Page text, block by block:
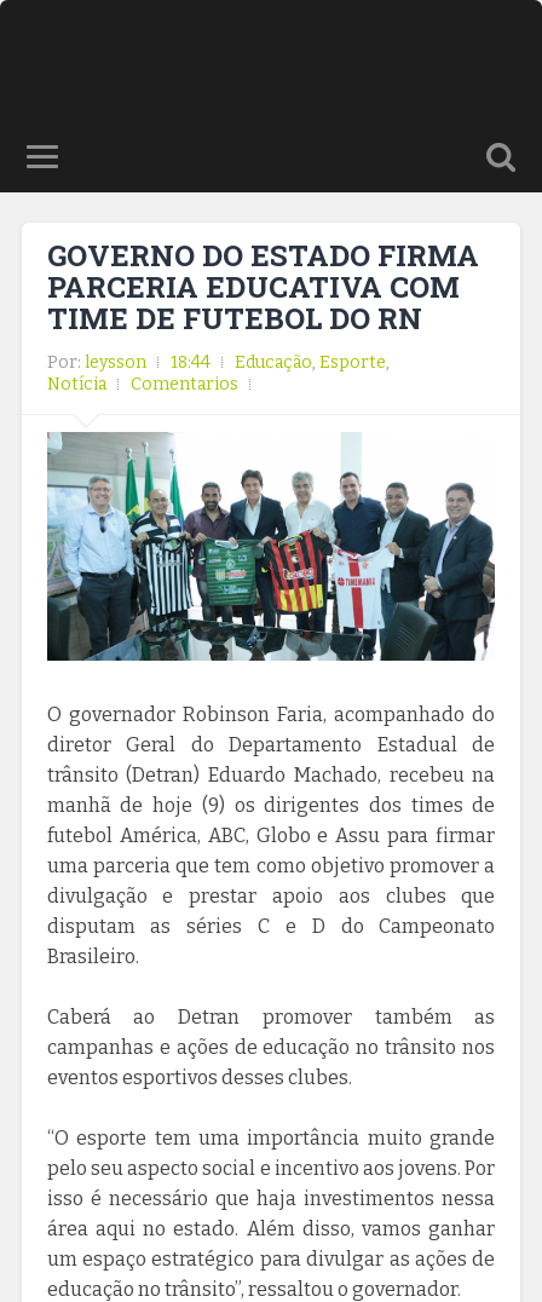
GOVERNO DO ESTADO FIRMA
PARCERIA EDUCATIVA COM
TIME DE FUTEBOL DO RN
Por: leysson 18:44 Educação, Esporte,
Notícia
Comentarios
O governador Robinson Faria, acompanhado do
diretor Geral do Departamento Estadual de
trânsito (Detran) Eduardo Machado, recebeu na
manhã de hoje (9) os dirigentes dos times de
futebol América, ABC, Globo e Assu para firmar
uma parceria que tem como objetivo promover a
divulgação e prestar apoio aos clubes que
disputam as séries C e D do Campeonato
Brasileiro.
Caberá ao Detran promover também as
campanhas e ações de educação no trânsito nos
eventos esportivos desses clubes.
“O esporte tem uma importância muito grande
pelo seu aspecto social e incentivo aos jovens. Por
isso é necessário que haja investimentos nessa
área aqui no estado. Além disso, vamos ganhar
um espaço estratégico para divulgar as ações de
educação no trânsito”, ressaltou o governador.